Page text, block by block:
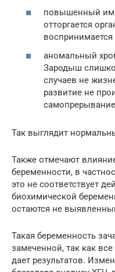
повышенный
отторгается
аномальный
Зародыш
случаев не
развитие не
Так выглядит
Также отмечают
беременности, в
это не соответствует
биохимической
остаются не
Такая беременность
замеченной, так как
дает результатов.